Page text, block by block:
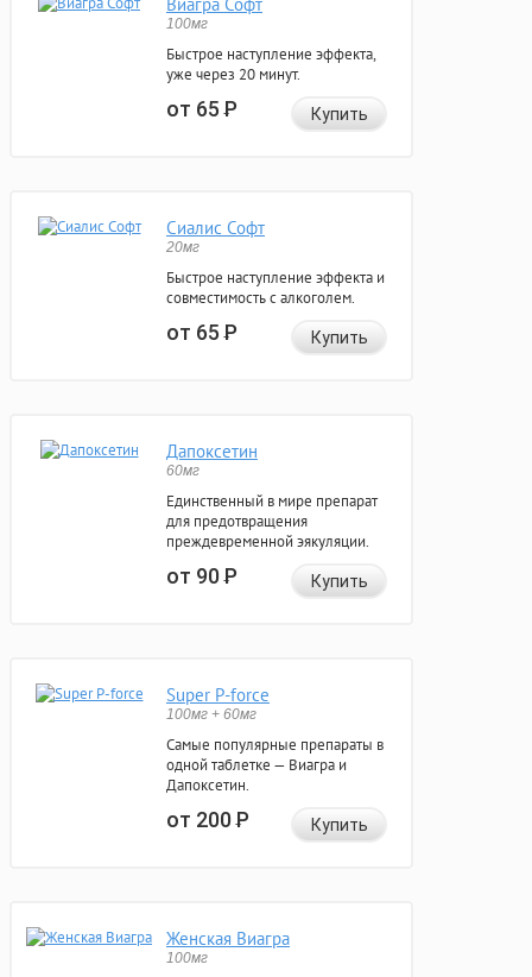
Виагра Софт
100мг
Быстрое наступление эффекта,
уже через 20 минут.
от 65Р Купить
Сиалис Софт
20мг
Быстрое наступление эффекта и
совместимость с алкоголем.
от 65Р Купить
Дапоксетин
60мг
Единственный в мире препарат
для предотвращения
преждевременной эякуляции.
от 90Р Купить
Super P-force
100мг + 60мг
Самые популярные препараты в
одной таблетке — Виагра и
Дапоксетин.
от 200Р Купить
Женская Виагра
100мг